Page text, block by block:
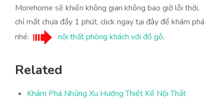
Morehome sẽ khiến không gian không bao giờ lỗi thời,
chỉ mất chưa đầy 1 phút, click ngay tại đây để khám phá
nhé:
nội thất phòng khách với đồ gỗ.
Related
Khám Phá Những Xu Hướng Thiết Kế Nội Thất